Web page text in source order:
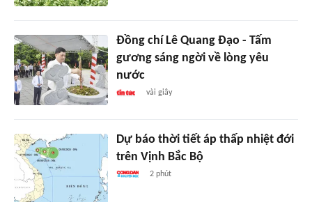
Đồng chí Lê Quang Đạo - Tấm
gương sáng ngời về lòng yêu
nước
vài giây
Dự báo thời tiết áp thấp nhiệt đới
trên Vịnh Bắc Bộ
2 phút